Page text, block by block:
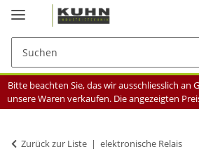
Bitte beachten Sie, das wir ausschliesslich an
unsere Waren verkaufen. Die angezeigten
Zurück zur Liste elektronische Relais